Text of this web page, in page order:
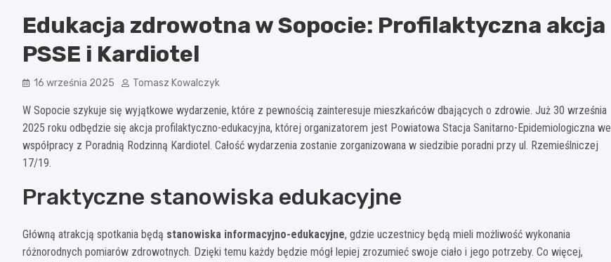
Edukacja zdrowotna w Sopocie: Profilaktyczna akcja
PSSE i Kardiotel
16 września 2025 Tomasz Kowalczyk
W Sopocie szykuje się wyjątkowe wydarzenie, które z pewnością zainteresuje mieszkańców dbających o zdrowie. Już 30 września
2025 roku odbędzie się akcja profilaktyczno-edukacyjna, której organizatorem jest Powiatowa Stacja Sanitarno-Epidemiologiczna we
współpracy z Poradnią Rodzinną Kardiotel. Całość wydarzenia zostanie zorganizowana w siedzibie poradni przy ul. Rzemieślniczej
17/19.
Praktyczne stanowiska edukacyjne
Główną atrakcją spotkania będą stanowiska informacyjno-edukacyjne, gdzie uczestnicy będą mieli możliwość wykonania
różnorodnych pomiarów zdrowotnych. Dzięki temu każdy będzie mógł lepiej zrozumieć swoje ciało i jego potrzeby. Co więcej,